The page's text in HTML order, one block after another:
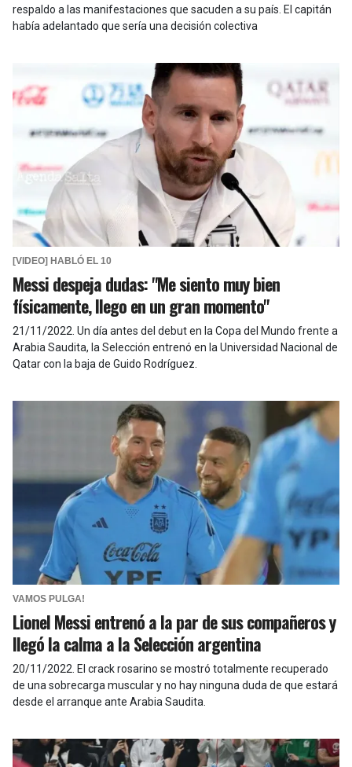
respaldo a las manifestaciones que sacuden a su país. El capitán
había adelantado que sería una decisión colectiva
[VIDEO] HABLÓ EL 10
Messi despeja dudas: "Me siento muy bien
físicamente, llego en un gran momento"
21/11/2022 Un día antes del debut en la Copa del Mundo frente a
Arabia Saudita, la Selección entrenó en la Universidad Nacional de
Qatar con la baja de Guido Rodríguez.
VAMOS PULGA!
Lionel Messi entrenó a la par de sus compañeros y
llegó la calma a la Selección argentina
20/11/2022 El crack rosarino se mostró totalmente recuperado
de una sobrecarga muscular y no hay ninguna duda de que estará
desde el arranque ante Arabia Saudita.